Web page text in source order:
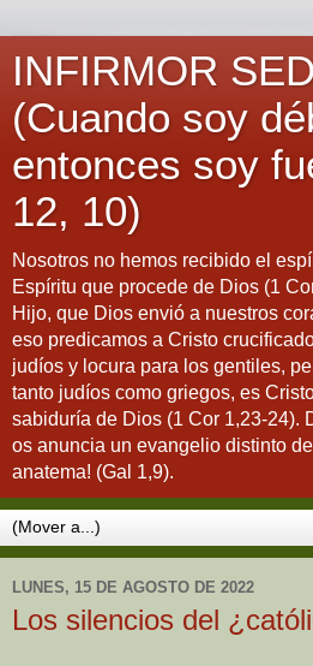
INFIRMOR
(Cuando soy
entonces soy
12, 10)
Nosotros no hemos recibido el
Espíritu que procede de Dios (1
Hijo, que Dios envió a nuestros
eso predicamos a Cristo
judíos y locura para los gentiles,
tanto judíos como griegos, es
sabiduría de Dios (1 Cor 1,23-24).
os anuncia un evangelio distinto
anatema! (Gal 1,9).
LUNES, 15 DE AGOSTO DE 2022
Los silencios del